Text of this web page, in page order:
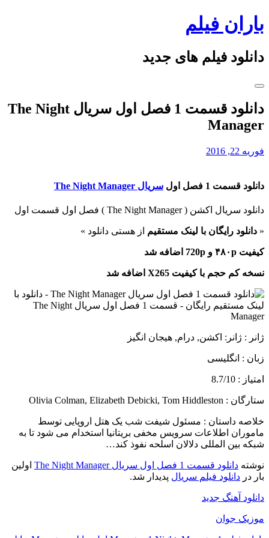
Skip
to
content
باران فیلم
دانلود فیلم های جدید
دانلود قسمت 1 فصل اول سریال The Night
Manager
فوریه 22, 2016
دانلود قسمت 1 فصل اول سریال The Night Manager
دانلود سریال اکشن (The Night Manager ) فصل اول قسمت اول
« دانلود رایگان با لینک مستقیم از هستی دانلود »
کیفیت ۴۸۰p و 720p اضافه شد
نسخه کم حجم با کیفیت X265 اضافه شد
ژانر : ژانر: اکشن, درام, هیجان انگیز
زبان : انگلیسی
امتیاز : 8.7/10
ستارگان : Olivia Colman, Elizabeth Debicki, Tom Hiddleston
خلاصه داستان : مسئول شیفت شب یک هتل اروپایی توسط
ماموران اطلاعات سرویس مخفی بریتانیا استخدام می شود تا به
شبکه بین المللی دلالان اسلحه نفوذ کند…
نوشته دانلود قسمت 1 فصل اول سریال The Night Manager
اولین
بار در دانلود فیلم سریال پدیدار شد.
دانلود آهنگ جدید
موزیک جوان